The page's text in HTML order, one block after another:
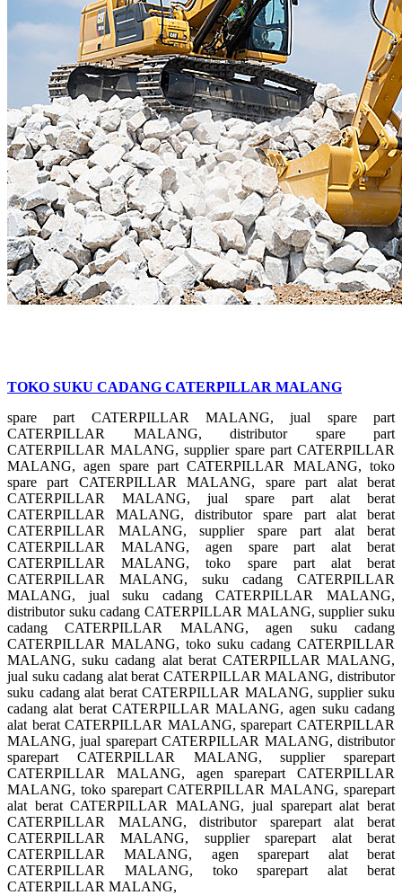
TOKO SUKU CADANG CATERPILLAR MALANG
spare part CATERPILLAR MALANG, jual spare part
CATERPILLAR MALANG, distributor spare part
CATERPILLAR MALANG, supplier spare part CATERPILLAR
MALANG, agen spare part CATERPILLAR MALANG, toko
spare part CATERPILLAR MALANG, spare part alat berat
CATERPILLAR MALANG, jual spare part alat berat
CATERPILLAR MALANG, distributor spare part alat berat
CATERPILLAR MALANG, supplier spare part alat berat
CATERPILLAR MALANG, agen spare part alat berat
CATERPILLAR MALANG, toko spare part alat berat
CATERPILLAR MALANG, suku cadang CATERPILLAR
MALANG, jual suku cadang CATERPILLAR MALANG,
distributor suku cadang CATERPILLAR MALANG, supplier suku
cadang CATERPILLAR MALANG, agen suku cadang
CATERPILLAR MALANG, toko suku cadang CATERPILLAR
MALANG, suku cadang alat berat CATERPILLAR MALANG,
jual suku cadang alat berat CATERPILLAR MALANG, distributor
suku cadang alat berat CATERPILLAR MALANG, supplier suku
cadang alat berat CATERPILLAR MALANG, agen suku cadang
alat berat CATERPILLAR MALANG, sparepart CATERPILLAR
MALANG, jual sparepart CATERPILLAR MALANG, distributor
sparepart CATERPILLAR MALANG, supplier sparepart
CATERPILLAR MALANG, agen sparepart CATERPILLAR
MALANG, toko sparepart CATERPILLAR MALANG, sparepart
alat berat CATERPILLAR MALANG, jual sparepart alat berat
CATERPILLAR MALANG, distributor sparepart alat berat
CATERPILLAR MALANG, supplier sparepart alat berat
CATERPILLAR MALANG, agen sparepart alat berat
CATERPILLAR MALANG, toko sparepart alat berat
CATERPILLAR MALANG,